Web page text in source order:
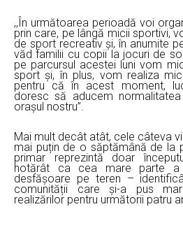
,,În următoarea perioadă voi
prin care, pe lângă micii sportivi,
de sport recreativ și, în anumite
văd familii cu copii la jocuri de
pe parcursul acestei luni vom
sport și, în plus, vom realiza
pentru că în acest moment,
doresc să aducem
orașul nostru”.
Mai mult decât atât, cele câteva
mai puțin de o săptămână de la
primar reprezintă doar
hotărât ca cea mare parte
desfășoare pe teren –
comunității care și-a pus
realizărilor pentru următorii patru